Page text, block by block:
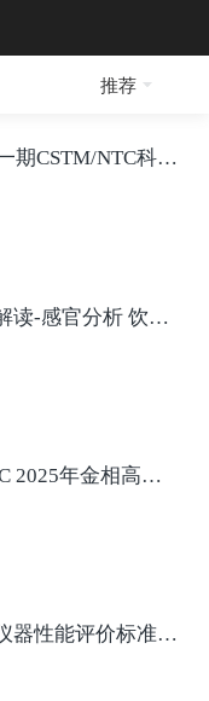
推荐
2026年第一期CSTM/NTC科学试验方法标准化 高级人才培训班视频回放
团体标准解读-感官分析 饮料、饮料酒苦味/涩感强度评价导则
CSTM/NTC 2025年金相高低倍检验技术培训
原子光谱仪器性能评价标准解读——T/CSTM 00962-2022（火花光谱仪）&amp; T/CSTM 00964-2022（通则）